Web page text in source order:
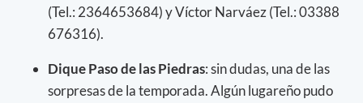
(Tel.: 2364653684) y Víctor Narváez (Tel.: 03388
676316).
Dique Paso de las Piedras: sin dudas, una de las
sorpresas de la temporada. Algún lugareño pudo